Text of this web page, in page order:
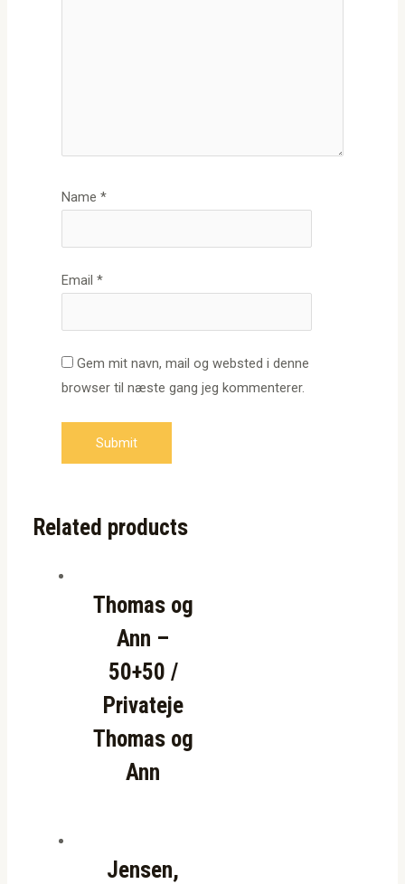
Name*
Email*
Gem mit navn, mail og websted i denne
browser til næste gang jeg kommenterer.
Related products
Thomas og
Ann –
50+50 /
Privateje
Thomas og
Ann
Jensen,